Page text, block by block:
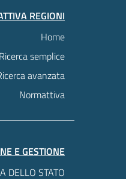
REGIONI
Home
Ricerca semplice
avanzata
Normattiva
E GESTIONE
DELLO STATO